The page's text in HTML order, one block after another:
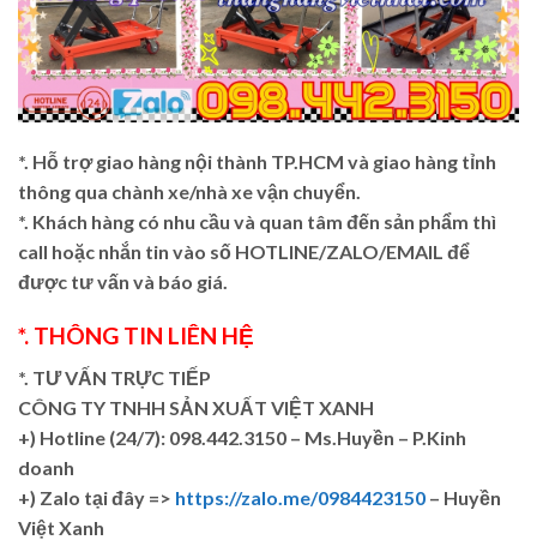
*. Hỗ trợ giao hàng nội thành TP.HCM và giao hàng tỉnh
thông qua chành xe/nhà xe vận chuyển.
*. Khách hàng có nhu cầu và quan tâm đến sản phẩm thì
call hoặc nhắn tin vào số HOTLINE/ZALO/EMAIL để
được tư vấn và báo giá.
*. THÔNG TIN LIÊN HỆ
*. TƯ VẤN TRỰC TIẾP
CÔNG TY TNHH SẢN XUẤT VIỆT XANH
+) Hotline (24/7): 098.442.3150 – Ms.Huyền – P.Kinh
doanh
+) Zalo tại đây => https://zalo.me/0984423150 – Huyền
Việt Xanh